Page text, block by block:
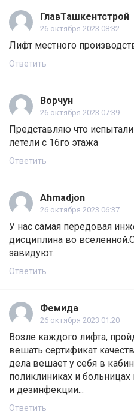
ГлавТашкентстрой
26 октября 2023 08:32
Лифт местного
Ответить
Ворчун
26 октября 2023 07:39
Представляю что
летели с 16го этажа
Ответить
Ahmadjon
26 октября 2023 06:37
У нас самая передовая
дисциплина во
завидуют.
Ответить
Фемида
26 октября 2023 01:20
Возле каждого лифта,
вешать сертификат
дела вешает у себя в
поликлиниках и
и дезинфекции...
Ответить